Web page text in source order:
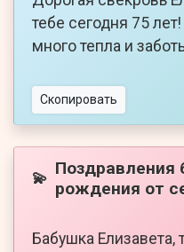
тебе сегодня 75
много тепла и
Скопировать
💫 Поздравления
рождения от
Бабушка Елизавета,